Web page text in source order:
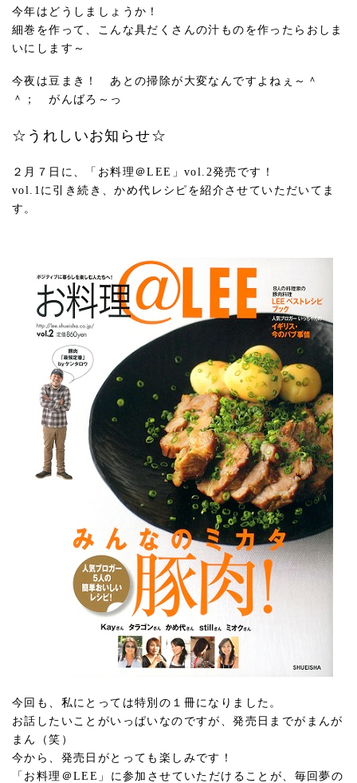
今年はどうしましょうか！
細巻を作って、こんな具だくさんの汁ものを作ったらおしま
いにします～
今夜は豆まき！ あとの掃除が大変なんですよねぇ～＾
＾； がんばろ～っ
☆うれしいお知らせ☆
２月７日に、「お料理＠LEE」vol.2発売です！
vol.1に引き続き、かめ代レシピを紹介させていただいてま
す。
今回も、私にとっては特別の１冊になりました。
お話したいことがいっぱいなのですが、発売日までがまんが
まん（笑）
今から、発売日がとっても楽しみです！
「お料理＠LEE」に参加させていただけることが、毎回夢の